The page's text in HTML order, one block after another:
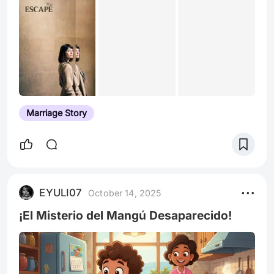
empleos formales que le exigían horarios rígidos
y se centró en su talento: era excelente
Marriage Story
EYULI07 October 14, 2025
​¡El Misterio del Mangú Desaparecido!